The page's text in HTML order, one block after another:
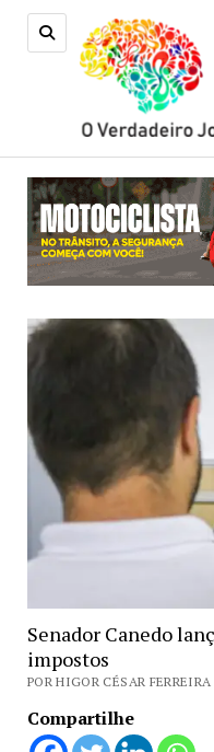
Senador Canedo
impostos
POR HIGOR CÉSAR
Compartilhe